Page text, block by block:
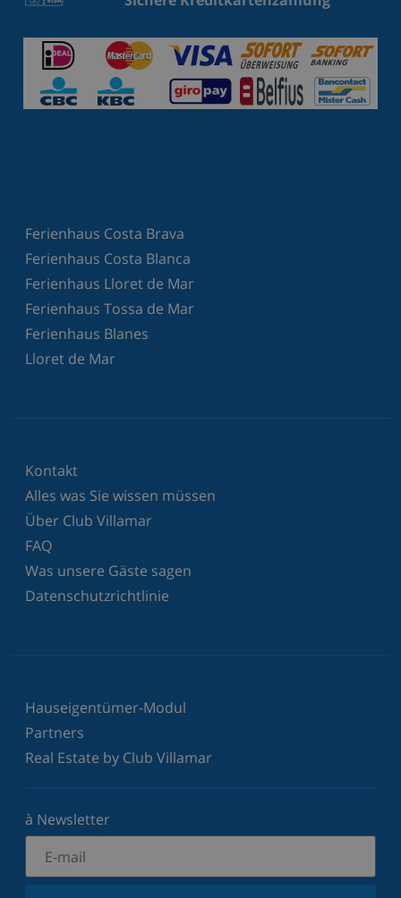
Ferienhaus Costa Brava
Ferienhaus Costa Blanca
Ferienhaus Lloret de Mar
Ferienhaus Tossa de Mar
Ferienhaus Blanes
Lloret de Mar
Kontakt
Alles was Sie wissen müssen
Über Club Villamar
FAQ
Was unsere Gäste sagen
Datenschutzrichtlinie
Hauseigentümer-Modul
Partners
Real Estate by Club Villamar
à Newsletter